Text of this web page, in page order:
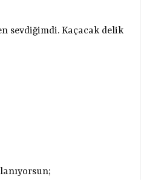
sevdiğimdi. Kaçacak delik